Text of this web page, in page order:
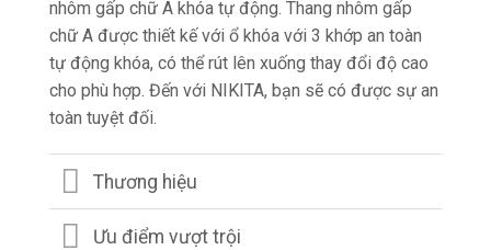
nhôm gấp chữ A khóa tự động. Thang nhôm gấp
chữ A được thiết kế với ổ khóa với 3 khớp an toàn
tự động khóa, có thể rút lên xuống thay đổi độ cao
cho phù hợp. Đến với NIKITA, bạn sẽ có được sự an
toàn tuyệt đối.
Thương hiệu
Ưu điểm vượt trội